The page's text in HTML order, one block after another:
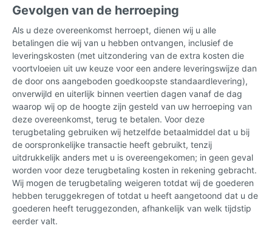
Gevolgen van de herroeping
Als u deze overeenkomst herroept, dienen wij u alle
betalingen die wij van u hebben ontvangen, inclusief de
leveringskosten (met uitzondering van de extra kosten die
voortvloeien uit uw keuze voor een andere leveringswijze dan
de door ons aangeboden goedkoopste standaardlevering),
onverwijld en uiterlijk binnen veertien dagen vanaf de dag
waarop wij op de hoogte zijn gesteld van uw herroeping van
deze overeenkomst, terug te betalen. Voor deze
terugbetaling gebruiken wij hetzelfde betaalmiddel dat u bij
de oorspronkelijke transactie heeft gebruikt, tenzij
uitdrukkelijk anders met u is overeengekomen; in geen geval
worden voor deze terugbetaling kosten in rekening gebracht.
Wij mogen de terugbetaling weigeren totdat wij de goederen
hebben teruggekregen of totdat u heeft aangetoond dat u de
goederen heeft teruggezonden, afhankelijk van welk tijdstip
eerder valt.